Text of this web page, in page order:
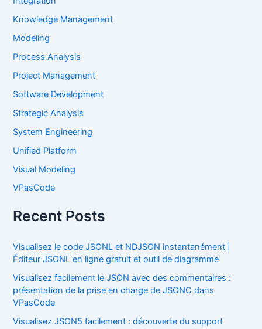
Knowledge Management
Modeling
Process Analysis
Project Management
Software Development
Strategic Analysis
System Engineering
Unified Platform
Visual Modeling
VPasCode
Recent Posts
Visualisez le code JSONL et NDJSON instantanément |
Éditeur JSONL en ligne gratuit et outil de diagramme
Visualisez facilement le JSON avec des commentaires :
présentation de la prise en charge de JSONC dans
VPasCode
Visualisez JSON5 facilement : découverte du support